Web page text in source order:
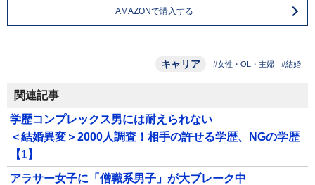
AMAZONで購入する
キャリア #女性・OL・主婦 #結婚
関連記事
学歴コンプレックス男には耐えられない
＜結婚異変＞2000人調査！相手の許せる学歴、NGの学歴
【1】
アラサー女子に「僧職系男子」が大ブレーク中